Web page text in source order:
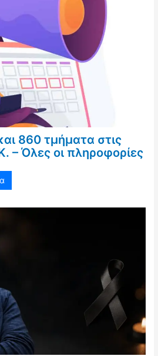
860 τμήματα στις
– Όλες οι πληροφορίες